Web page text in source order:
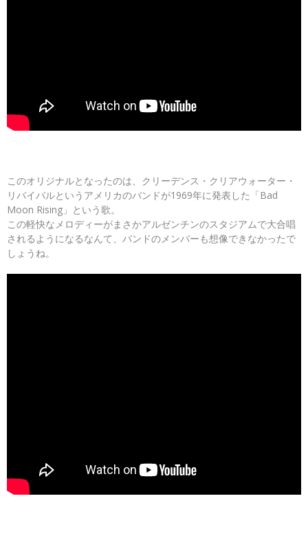
このオリジナルとなったのは、クリーデンス・クリアウォーター・
リバイバルというアメリカのバンドが1969年に発表した「Bad
Moon Rising」という歌。
この軽快なメロディーがまさかアルゼンチンのスタジアムで大合唱
されるようになるなんて、バンドのメンバーも想像できなかったで
しょうね。